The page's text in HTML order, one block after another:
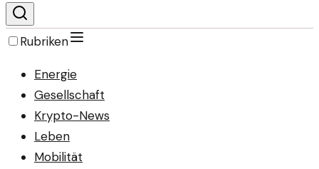
Rubriken
Energie
Gesellschaft
Krypto-News
Leben
Mobilität